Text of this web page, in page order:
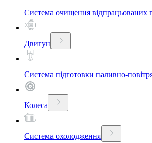
Система очищення відпрацьованих
Двигун
Система підготовки паливно-
Колеса
Система охолодження